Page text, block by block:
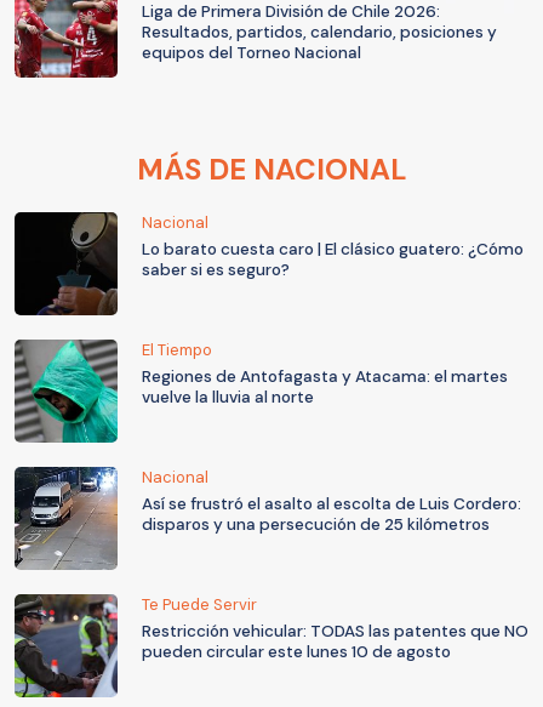
Liga de Primera División de Chile 2026:
Resultados, partidos, calendario, posiciones y
equipos del Torneo Nacional
MÁS DE NACIONAL
Nacional
Lo barato cuesta caro | El clásico guatero: ¿Cómo
saber si es seguro?
El Tiempo
Regiones de Antofagasta y Atacama: el martes
vuelve la lluvia al norte
Nacional
Así se frustró el asalto al escolta de Luis Cordero:
disparos y una persecución de 25 kilómetros
Te Puede Servir
Restricción vehicular: TODAS las patentes que NO
pueden circular este lunes 10 de agosto